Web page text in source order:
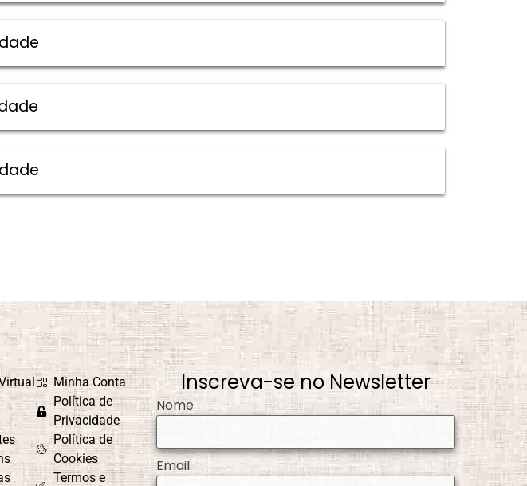
Minha Conta
Política de
Privacidade
Política de
Cookies
Termos e
Inscreva-se no Newsletter
Nome
Email